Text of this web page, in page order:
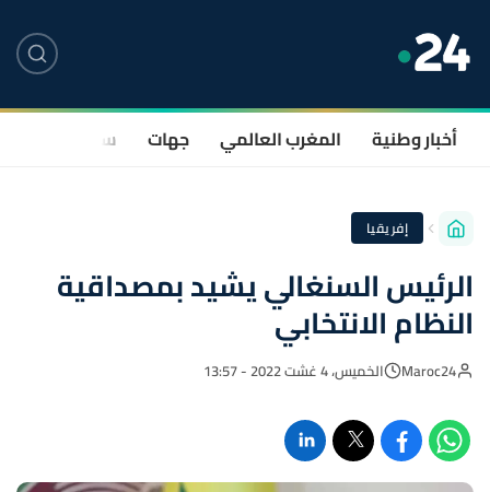
أخبار وطنية المغرب العالمي جهات سياسة
إفريقيا
الرئيس السنغالي يشيد بمصداقية
النظام الانتخابي
Maroc24 الخميس، 4 غشت 2022 - 13:57